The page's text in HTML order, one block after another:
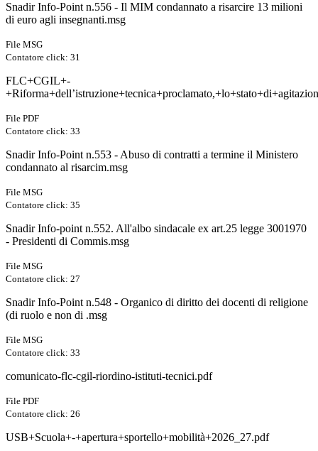
Snadir Info-Point n.556 - Il MIM condannato a risarcire 13 milioni
di euro agli insegnanti.msg
File MSG
Contatore click: 31
FLC+CGIL+-
File PDF
Contatore click: 33
Snadir Info-Point n.553 - Abuso di contratti a termine il Ministero
condannato al risarcim.msg
File MSG
Contatore click: 35
Snadir Info-point n.552. All'albo sindacale ex art.25 legge 3001970
- Presidenti di Commis.msg
File MSG
Contatore click: 27
Snadir Info-Point n.548 - Organico di diritto dei docenti di religione
(di ruolo e non di .msg
File MSG
Contatore click: 33
comunicato-flc-cgil-riordino-istituti-tecnici.pdf
File PDF
Contatore click: 26
USB+Scuola+-+apertura+sportello+mobilità+2026_27.pdf